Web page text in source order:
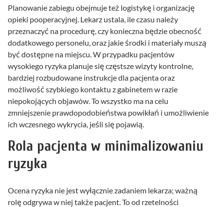
Planowanie zabiegu obejmuje też logistykę i organizację
opieki pooperacyjnej. Lekarz ustala, ile czasu należy
przeznaczyć na procedurę, czy konieczna będzie obecność
dodatkowego personelu, oraz jakie środki i materiały muszą
być dostępne na miejscu. W przypadku pacjentów
wysokiego ryzyka planuje się częstsze wizyty kontrolne,
bardziej rozbudowane instrukcje dla pacjenta oraz
możliwość szybkiego kontaktu z gabinetem w razie
niepokojących objawów. To wszystko ma na celu
zmniejszenie prawdopodobieństwa powikłań i umożliwienie
ich wczesnego wykrycia, jeśli się pojawią.
Rola pacjenta w minimalizowaniu
ryzyka
Ocena ryzyka nie jest wyłącznie zadaniem lekarza; ważną
rolę odgrywa w niej także pacjent. To od rzetelności